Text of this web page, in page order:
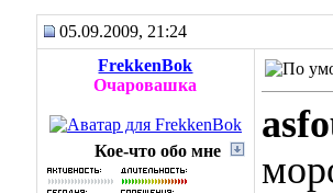
05.09.2009, 21:24
FrekkenBok
Очаровашка
Кое-что обо мне